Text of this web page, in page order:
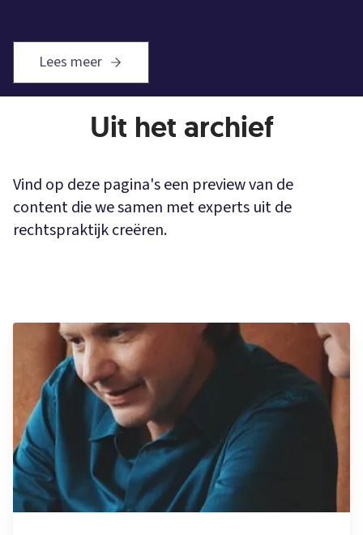
Lees meer
Uit het archief
Vind op deze pagina's een preview van de
content die we samen met experts uit de
rechtspraktijk creëren.